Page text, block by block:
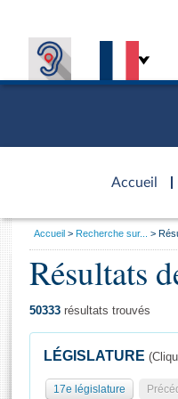
Accueil
d'accueil
Général
Vous
Accueil Recherche sur...
Résultats
50333 résultats trouvés
LÉGISLATURE
17e législature